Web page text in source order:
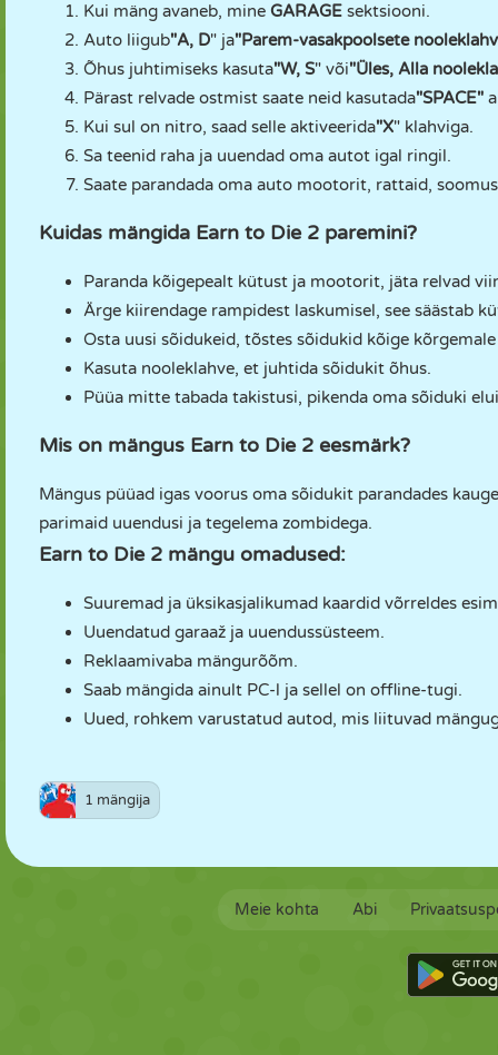
Kui mäng avaneb, mine GARAGE sektsiooni.
Auto liigub"A, D" ja"Parem-vasakpoolsete
Õhus juhtimiseks kasuta"W, S" või"Üles, Alla
Pärast relvade ostmist saate neid kasutada"SPACE"
Kui sul on nitro, saad selle aktiveerida"X" klahviga.
Sa teenid raha ja uuendad oma autot igal ringil.
Saate parandada oma auto mootorit, rattaid,
Kuidas mängida Earn to Die 2 paremini?
Paranda kõigepealt kütust ja mootorit, jäta relvad
Ärge kiirendage rampidest laskumisel, see säästab
Osta uusi sõidukeid, tõstes sõidukid kõige
Kasuta nooleklahve, et juhtida sõidukit õhus.
Püüa mitte tabada takistusi, pikenda oma sõiduki
Mis on mängus Earn to Die 2 eesmärk?
Mängus püüad igas voorus oma sõidukit parandades
parimaid uuendusi ja tegelema zombidega.
Earn to Die 2 mängu omadused:
Suuremad ja üksikasjalikumad kaardid võrreldes
Uuendatud garaaž ja uuendussüsteem.
Reklaamivaba mängurõõm.
Saab mängida ainult PC-l ja sellel on offline-tugi.
Uued, rohkem varustatud autod, mis liituvad
1 mängija
Meie kohta Abi